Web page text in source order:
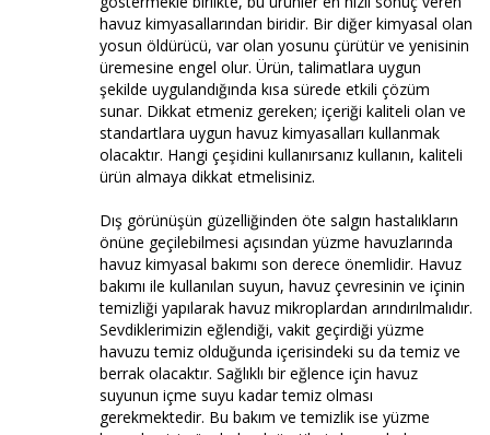
havuz kimyasallarından biridir. Bir diğer kimyasal olan
yosun öldürücü, var olan yosunu çürütür ve yenisinin
üremesine engel olur. Ürün, talimatlara uygun
şekilde uygulandığında kısa sürede etkili çözüm
sunar. Dikkat etmeniz gereken; içeriği kaliteli olan ve
standartlara uygun havuz kimyasalları kullanmak
olacaktır. Hangi çeşidini kullanırsanız kullanın, kaliteli
ürün almaya dikkat etmelisiniz.
Dış görünüşün güzelliğinden öte salgın hastalıkların
önüne geçilebilmesi açısından yüzme havuzlarında
havuz kimyasal bakımı son derece önemlidir. Havuz
bakımı ile kullanılan suyun, havuz çevresinin ve içinin
temizliği yapılarak havuz mikroplardan arındırılmalıdır.
Sevdiklerimizin eğlendiği, vakit geçirdiği yüzme
havuzu temiz olduğunda içerisindeki su da temiz ve
berrak olacaktır. Sağlıklı bir eğlence için havuz
suyunun içme suyu kadar temiz olması
gerekmektedir. Bu bakım ve temizlik ise yüzme